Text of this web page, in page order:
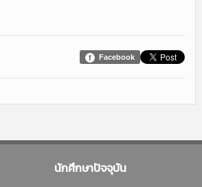
Facebook
นักศึกษาปัจจุบัน